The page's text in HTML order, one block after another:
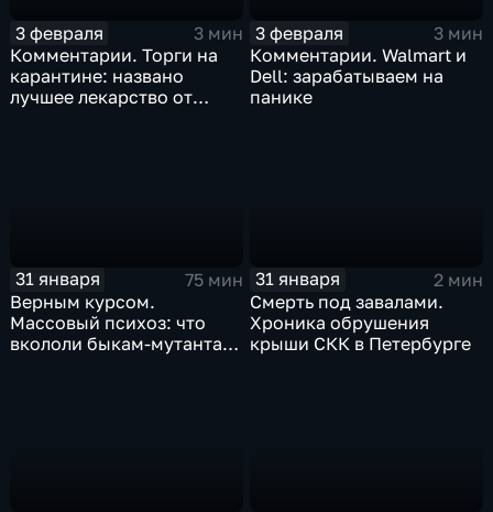
3 февраля
3 мин
Комментарии. Торги на
карантине: названо
лучшее лекарство от
3 февраля
3 мин
Комментарии. Walmart и
Dell: зарабатываем на
панике
31 января
75 мин
Верным курсом.
Массовый психоз: что
вкололи быкам-мутантам,
31 января
2 мин
Смерть под завалами.
Хроника обрушения
крыши СКК в Петербурге